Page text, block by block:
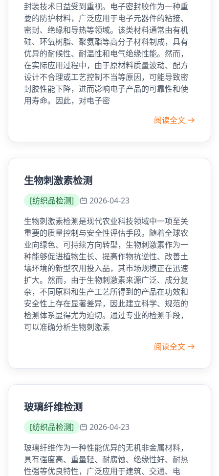
封装技术日益受到重视。电子密封胶作为一种重
要的防护材料，广泛应用于电子元器件的粘接、
密封、绝缘和导热等领域。该类材料通常由有机
硅、环氧树脂、聚氨酯等高分子材料制成，具有
优异的耐候性、耐温性和电气绝缘性能。然而，
在实际应用过程中，由于原材料质量波动、配方
设计不合理或工艺控制不当等原因，可能导致密
封胶性能下降，进而影响电子产品的可靠性和使
用寿命。因此，对电子密
阅读全文
生物刺激素检测
[纺织品检测]
2026-04-23
生物刺激素检测是现代农业科技领域中一项至关
重要的质量控制与安全性评估手段。随着全球农
业向绿色、可持续方向转型，生物刺激素作为一
种能够促进植物生长、提高作物抗逆性、改善土
壤环境的新型农用投入品，其市场规模正在迅速
扩大。然而，由于生物刺激素来源广泛、成分复
杂，不同原料和生产工艺所得到的产品在功效和
安全性上存在显著差异，因此建立科学、规范的
检测体系显得尤为迫切。通过专业的检测手段，
可以准确分析生物刺激素
阅读全文
玻璃纤维检测
[纺织品检测]
2026-04-23
玻璃纤维作为一种性能优异的无机非金属材料，
具有强度高、重量轻、耐腐蚀、绝缘性好、耐热
性强等优良特性，广泛应用于建筑、交通、电